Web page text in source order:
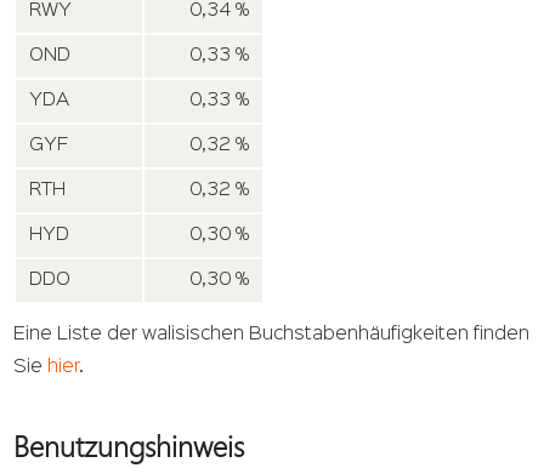
RWY 0,34 %
OND 0,33 %
YDA 0,33 %
GYF 0,32 %
RTH 0,32 %
HYD 0,30 %
DDO 0,30 %
Eine Liste der walisischen Buchstabenhäufigkeiten finden
Sie hier.
Benutzungshinweis